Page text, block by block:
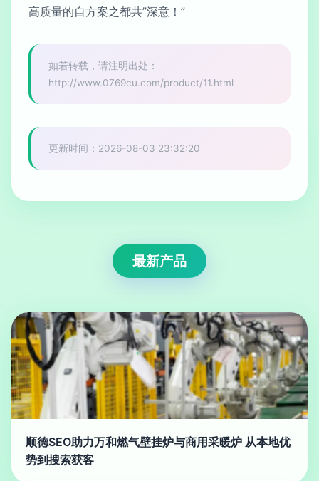
高质量的自方案之都共”深意！”
如若转载，请注明出处：
http://www.0769cu.com/product/11.html
更新时间：2026-08-03 23:32:20
最新产品
顺德SEO助力万和燃气壁挂炉与商用采暖炉 从本地优
势到搜索获客